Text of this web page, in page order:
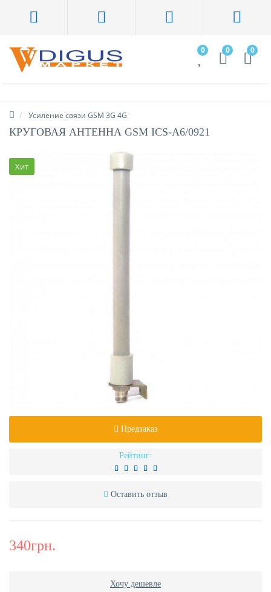
0 0 0
Усиление связи GSM 3G 4G
КРУГОВАЯ АНТЕННА GSM ICS-А6/0921
Хит
Предзаказ
Рейтинг:
Оставить отзыв
340грн.
Хочу дешевле